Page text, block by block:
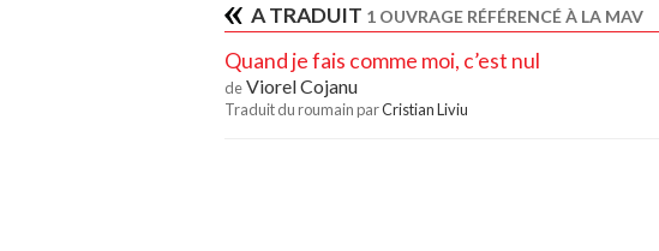
CONTACTS
ADHÉSION
A TRADUIT 1 OUVRAGE RÉFÉRENCÉ À LA MAV
Quand je fais comme moi, c’est nul
deViorel Cojanu
Traduit du roumain parCristian Liviu